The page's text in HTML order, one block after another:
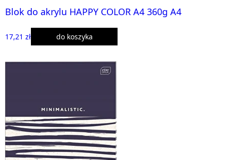
Blok do akrylu HAPPY COLOR A4 360g A4
17,21 zł do koszyka